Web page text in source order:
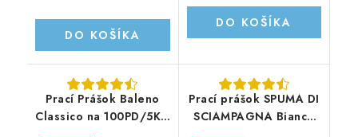
DO KOŠÍKA
DO KOŠÍKA
Prací Prášok Baleno
Classico na 100PD/5KG
Prací prášok SPUMA DI
SCIAMPAGNA Bianco